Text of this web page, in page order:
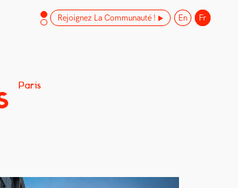
Paris
Rejoignez La Communauté ! En Fr